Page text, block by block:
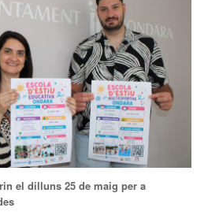
el dilluns 25 de maig per a